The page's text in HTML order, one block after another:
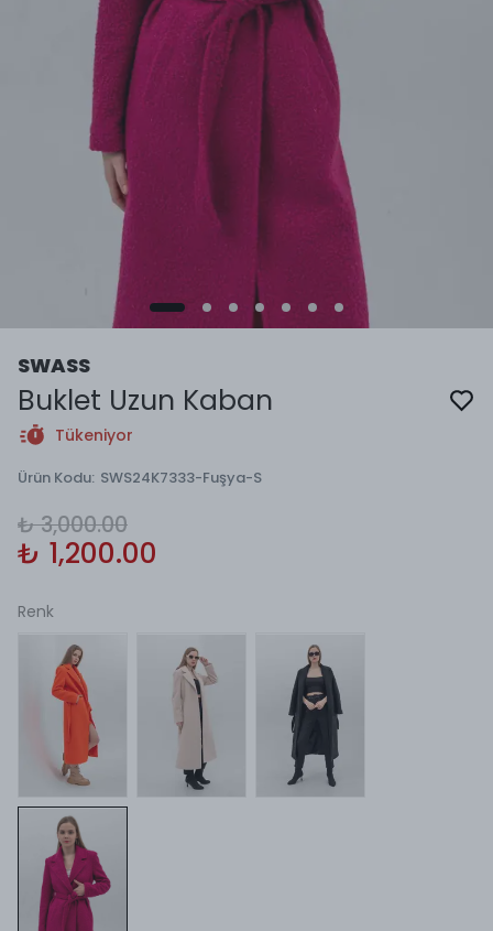
SWASS
Buklet Uzun Kaban
Tükeniyor
Ürün Kodu: SWS24K7333-Fuşya-S
₺ 3,000.00
₺ 1,200.00
Renk